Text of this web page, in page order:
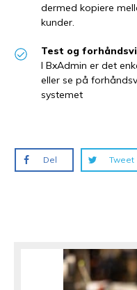
dermed kopiere
kunder.
Test og
I BxAdmin er det
eller se på
systemet
Del Tweet